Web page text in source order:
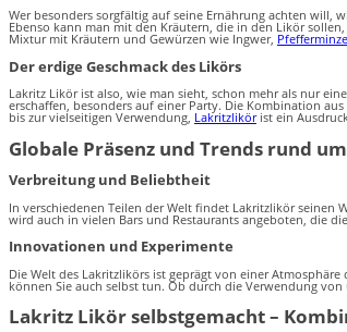
Wer besonders sorgfältig auf seine Ernährung achten will,
Ebenso kann man mit den Kräutern, die in den Likör
Mixtur mit Kräutern und Gewürzen wie Ingwer, Pfefferminze
Der erdige Geschmack des Likörs
Lakritz Likör ist also, wie man sieht, schon mehr als nur
erschaffen, besonders auf einer Party. Die Kombination
bis zur vielseitigen Verwendung, Lakritzlikörist ein
Globale Präsenz und Trends rund
Verbreitung und Beliebtheit
In verschiedenen Teilen der Welt findet Lakritzlikör seinen
wird auch in vielen Bars und Restaurants angeboten, die
Innovationen und Experimente
Die Welt des Lakritzlikörs ist geprägt von einer
können Sie auch selbst tun. Ob durch die Verwendung
Lakritz Likör selbstgemacht –